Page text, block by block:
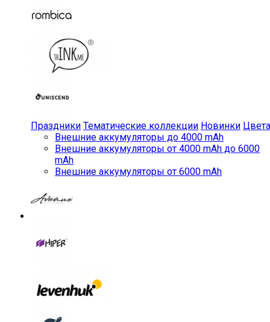
Праздники Тематические коллекции Новинки Цвета
Внешние аккумуляторы до 4000 mAh
Внешние аккумуляторы от 4000 mAh до 6000
mAh
Внешние аккумуляторы от 6000 mAh